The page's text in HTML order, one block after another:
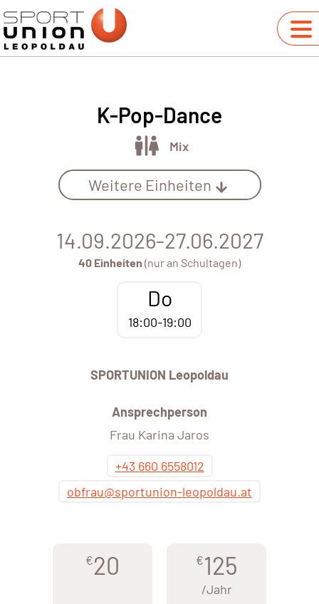
K-Pop-Dance
Mix
Weitere Einheiten
14.09.2026-27.06.2027
40 Einheiten (nur an Schultagen)
Do
18:00-19:00
SPORTUNION Leopoldau
Ansprechperson
Frau Karina Jaros
+43 660 6558012
obfrau@sportunion-leopoldau.at
€20 €125
/Jahr